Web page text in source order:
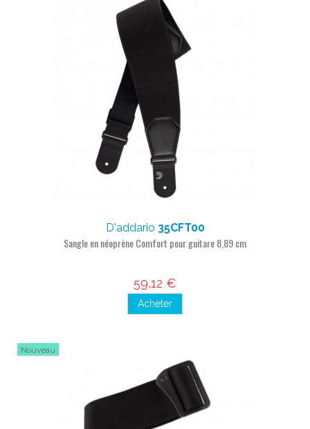
D'addario 35CFT00
Sangle en néoprène Comfort pour guitare 8,89 cm
59,12 €
Acheter
Nouveau